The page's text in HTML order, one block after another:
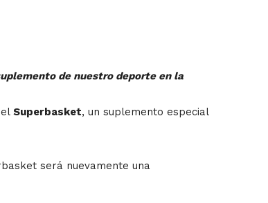
de nuestro deporte en la
Superbasket, un suplemento especial
será nuevamente una